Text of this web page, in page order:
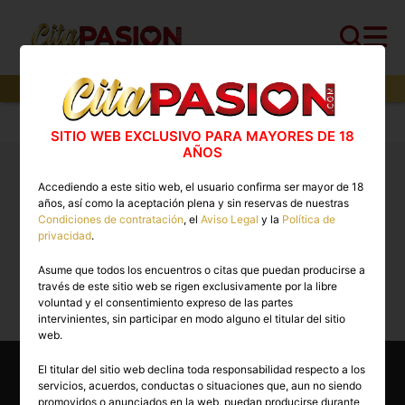
perfiles,0perfiles verificados y0con video
Cita PASION.COM
>Boys> Ceuta Ceuta capital
Boys Ceuta: stripers para despedidas, gigolos y
chicos, putos no
disponibles para esta búsqueda.
de España
SITIO WEB EXCLUSIVO PARA MAYORES DE 18
AÑOS
Accediendo a este sitio web, el usuario confirma ser mayor de 18
años, así como la aceptación plena y sin reservas de nuestras
Condiciones de contratación, elAviso Legal y la Política de
privacidad.
Asume que todos los encuentros o citas que puedan producirse a
través de este sitio web se rigen exclusivamente por la libre
voluntad y el consentimiento expreso de las partes
intervinientes, sin participar en modo alguno el titular del sitio
web.
El titular del sitio web declina toda responsabilidad respecto a los
servicios, acuerdos, conductas o situaciones que, aun no siendo
promovidos o anunciados en la web, puedan producirse durante